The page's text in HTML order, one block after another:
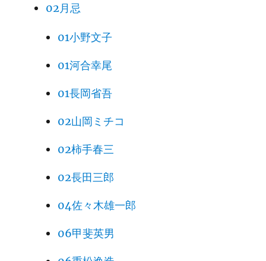
02月忌
01小野文子
01河合幸尾
01長岡省吾
02山岡ミチコ
02柿手春三
02長田三郎
04佐々木雄一郎
06甲斐英男